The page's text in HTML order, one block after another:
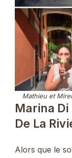
Mathieu et
Marina
De La
Alors que le